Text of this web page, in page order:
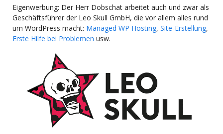
Eigenwerbung: Der Herr Dobschat arbeitet auch und zwar als
Geschäftsführer der Leo Skull GmbH, die vor allem alles rund
um WordPress macht: Managed WP Hosting, Site-Erstellung,
Erste Hilfe bei Problemen usw.